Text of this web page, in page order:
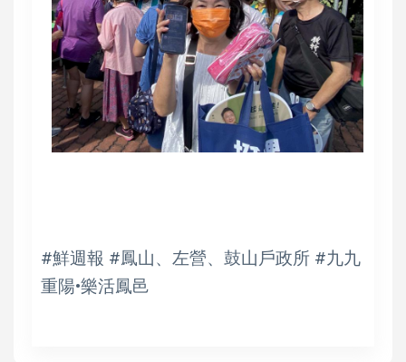
#鮮週報 #鳳山、左營、鼓山戶政所 #九九
重陽•樂活鳳邑